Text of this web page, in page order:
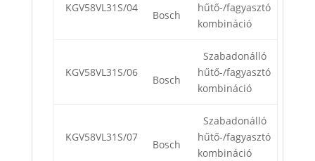
KGV58VL31S/04
Bosch
hűtő-/fagyasztó
kombináció
KGV58VL31S/06
Bosch
Szabadonálló
hűtő-/fagyasztó
kombináció
KGV58VL31S/07
Bosch
Szabadonálló
hűtő-/fagyasztó
kombináció